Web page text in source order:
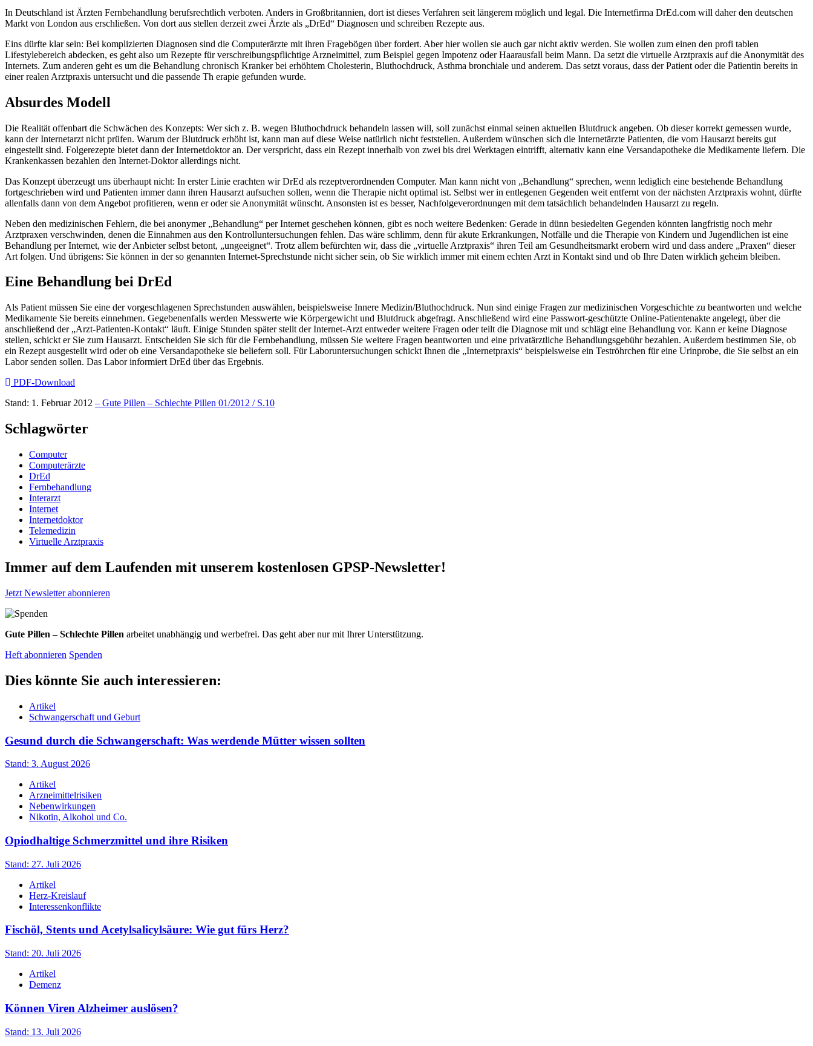
In Deutschland ist Ärzten Fernbehandlung berufsrechtlich verboten. Anders in Großbritannien, dort ist dieses Verfahren seit längerem möglich und legal. Die Internetfirma DrEd.com will daher den deutschen
Markt von London aus erschließen. Von dort aus stellen derzeit zwei Ärzte als „DrEd“ Diagnosen und schreiben Rezepte aus.
Eins dürfte klar sein: Bei komplizierten Diagnosen sind die Computerärzte mit ihren Fragebögen über fordert. Aber hier wollen sie auch gar nicht aktiv werden. Sie wollen zum einen den profi tablen
Lifestylebereich abdecken, es geht also um Rezepte für verschreibungspflichtige Arzneimittel, zum Beispiel gegen Impotenz oder Haarausfall beim Mann. Da setzt die virtuelle Arztpraxis auf die Anonymität des
Internets. Zum anderen geht es um die Behandlung chronisch Kranker bei erhöhtem Cholesterin, Bluthochdruck, Asthma bronchiale und anderem. Das setzt voraus, dass der Patient oder die Patientin bereits in
einer realen Arztpraxis untersucht und die passende Th erapie gefunden wurde.
Absurdes Modell
Die Realität offenbart die Schwächen des Konzepts: Wer sich z. B. wegen Bluthochdruck behandeln lassen will, soll zunächst einmal seinen aktuellen Blutdruck angeben. Ob dieser korrekt gemessen wurde,
kann der Internetarzt nicht prüfen. Warum der Blutdruck erhöht ist, kann man auf diese Weise natürlich nicht feststellen. Außerdem wünschen sich die Internetärzte Patienten, die vom Hausarzt bereits gut
eingestellt sind. Folgerezepte bietet dann der Internetdoktor an. Der verspricht, dass ein Rezept innerhalb von zwei bis drei Werktagen eintrifft, alternativ kann eine Versandapotheke die Medikamente liefern. Die
Krankenkassen bezahlen den Internet-Doktor allerdings nicht.
Das Konzept überzeugt uns überhaupt nicht: In erster Linie erachten wir DrEd als rezeptverordnenden Computer. Man kann nicht von „Behandlung“ sprechen, wenn lediglich eine bestehende Behandlung
fortgeschrieben wird und Patienten immer dann ihren Hausarzt aufsuchen sollen, wenn die Therapie nicht optimal ist. Selbst wer in entlegenen Gegenden weit entfernt von der nächsten Arztpraxis wohnt, dürfte
allenfalls dann von dem Angebot profitieren, wenn er oder sie Anonymität wünscht. Ansonsten ist es besser, Nachfolgeverordnungen mit dem tatsächlich behandelnden Hausarzt zu regeln.
Neben den medizinischen Fehlern, die bei anonymer „Behandlung“ per Internet geschehen können, gibt es noch weitere Bedenken: Gerade in dünn besiedelten Gegenden könnten langfristig noch mehr
Arztpraxen verschwinden, denen die Einnahmen aus den Kontrolluntersuchungen fehlen. Das wäre schlimm, denn für akute Erkrankungen, Notfälle und die Therapie von Kindern und Jugendlichen ist eine
Behandlung per Internet, wie der Anbieter selbst betont, „ungeeignet“. Trotz allem befürchten wir, dass die „virtuelle Arztpraxis“ ihren Teil am Gesundheitsmarkt erobern wird und dass andere „Praxen“ dieser
Art folgen. Und übrigens: Sie können in der so genannten Internet-Sprechstunde nicht sicher sein, ob Sie wirklich immer mit einem echten Arzt in Kontakt sind und ob Ihre Daten wirklich geheim bleiben.
Eine Behandlung bei DrEd
Als Patient müssen Sie eine der vorgeschlagenen Sprechstunden auswählen, beispielsweise Innere Medizin/Bluthochdruck. Nun sind einige Fragen zur medizinischen Vorgeschichte zu beantworten und welche
Medikamente Sie bereits einnehmen. Gegebenenfalls werden Messwerte wie Körpergewicht und Blutdruck abgefragt. Anschließend wird eine Passwort-geschützte Online-Patientenakte angelegt, über die
anschließend der „Arzt-Patienten-Kontakt“ läuft. Einige Stunden später stellt der Internet-Arzt entweder weitere Fragen oder teilt die Diagnose mit und schlägt eine Behandlung vor. Kann er keine Diagnose
stellen, schickt er Sie zum Hausarzt. Entscheiden Sie sich für die Fernbehandlung, müssen Sie weitere Fragen beantworten und eine privatärztliche Behandlungsgebühr bezahlen. Außerdem bestimmen Sie, ob
ein Rezept ausgestellt wird oder ob eine Versandapotheke sie beliefern soll. Für Laboruntersuchungen schickt Ihnen die „Internetpraxis“ beispielsweise ein Teströhrchen für eine Urinprobe, die Sie selbst an ein
Labor senden sollen. Das Labor informiert DrEd über das Ergebnis.
PDF-Download
Stand: 1. Februar 2012 – Gute Pillen – Schlechte Pillen 01/2012 / S.10
Schlagwörter
Computer
Computerärzte
DrEd
Fernbehandlung
Interarzt
Internet
Internetdoktor
Telemedizin
Virtuelle Arztpraxis
Immer auf dem Laufenden mit unserem kostenlosen GPSP-Newsletter!
Jetzt Newsletter abonnieren
Gute Pillen – Schlechte Pillen arbeitet unabhängig und werbefrei. Das geht aber nur mit Ihrer Unterstützung.
Heft abonnieren Spenden
Dies könnte Sie auch interessieren:
Artikel
Schwangerschaft und Geburt
Gesund durch die Schwangerschaft: Was werdende Mütter wissen sollten
Stand: 3. August 2026
Artikel
Arzneimittelrisiken
Nebenwirkungen
Nikotin, Alkohol und Co.
Opiodhaltige Schmerzmittel und ihre Risiken
Stand: 27. Juli 2026
Artikel
Herz-Kreislauf
Interessenkonflikte
Fischöl, Stents und Acetylsalicylsäure: Wie gut fürs Herz?
Stand: 20. Juli 2026
Artikel
Demenz
Können Viren Alzheimer auslösen?
Stand: 13. Juli 2026